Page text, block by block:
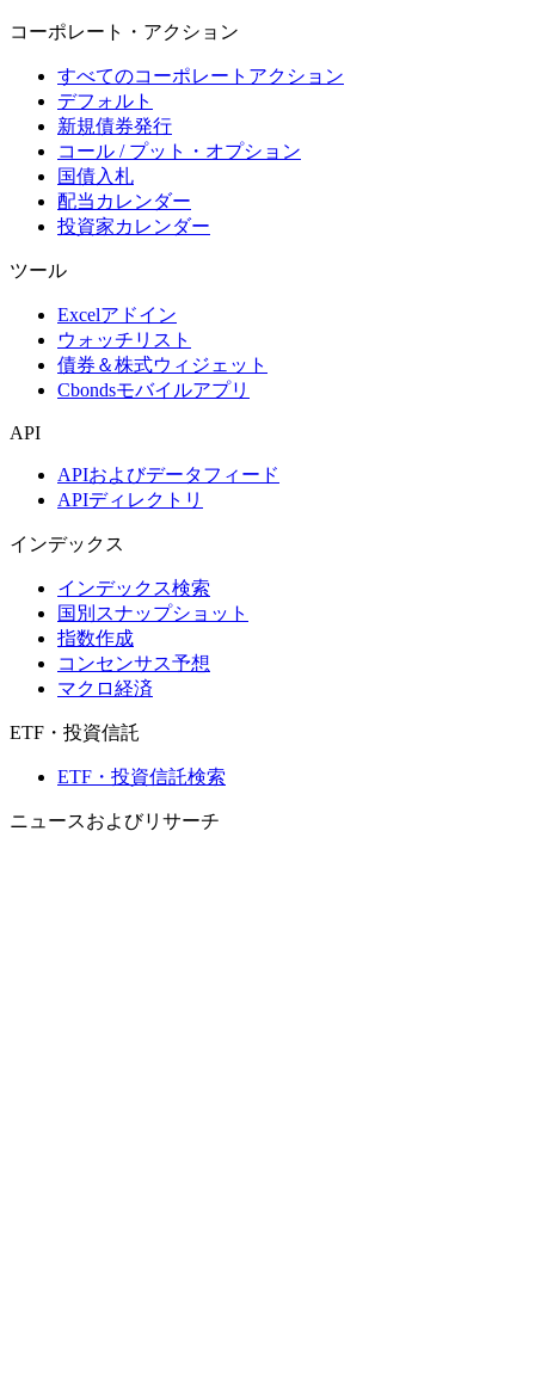
コーポレート・アクション
すべてのコーポレートアクション
デフォルト
新規債券発行
コール / プット・オプション
国債入札
配当カレンダー
投資家カレンダー
ツール
Excelアドイン
ウォッチリスト
債券＆株式ウィジェット
Cbondsモバイルアプリ
API
APIおよびデータフィード
APIディレクトリ
インデックス
インデックス検索
国別スナップショット
指数作成
コンセンサス予想
マクロ経済
ETF・投資信託
ETF・投資信託検索
ニュースおよびリサーチ